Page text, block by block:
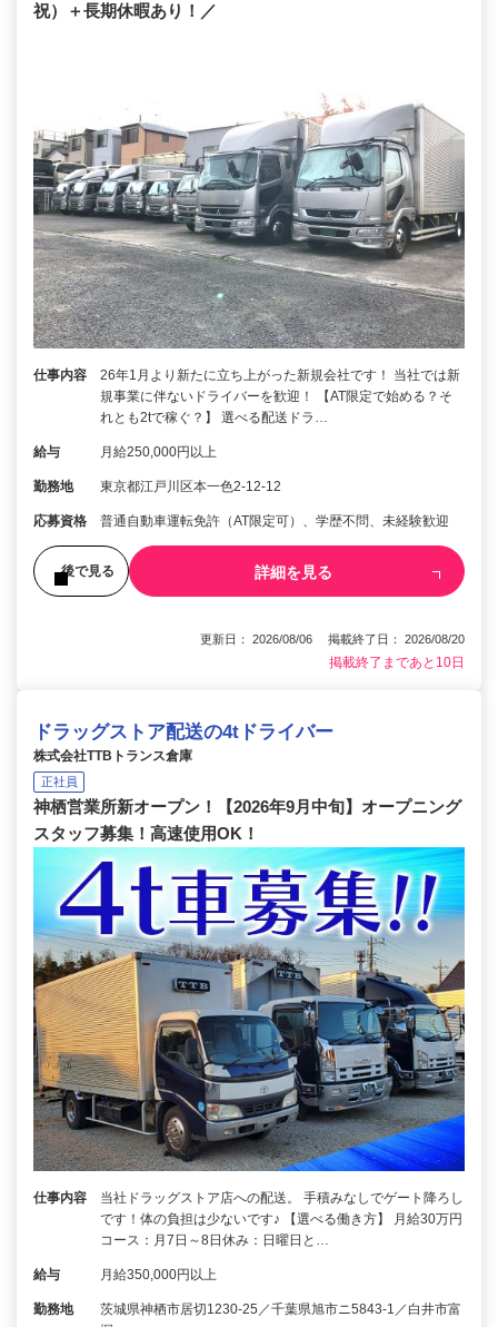
祝）＋長期休暇あり！／
仕事内容
26年1月より新たに立ち上がった新規会社です！ 当社では新
規事業に伴ないドライバーを歓迎！ 【AT限定で始める？そ
れとも2tで稼ぐ？】 選べる配送ドラ…
給与 月給250,000円以上
勤務地 東京都江戸川区本一色2-12-12
応募資格 普通自動車運転免許（AT限定可）、学歴不問、未経験歓迎
後で見る 詳細を見る
更新日： 2026/08/06 掲載終了日： 2026/08/20
掲載終了まであと10日
ドラッグストア配送の4tドライバー
株式会社TTBトランス倉庫
正社員
神栖営業所新オープン！【2026年9月中旬】オープニング
スタッフ募集！高速使用OK！
仕事内容
当社ドラッグストア店への配送。 手積みなしでゲート降ろし
です！体の負担は少ないです♪ 【選べる働き方】 月給30万円
コース：月7日～8日休み：日曜日と…
給与 月給350,000円以上
勤務地
茨城県神栖市居切1230‐25／千葉県旭市ニ5843‐1／白井市富